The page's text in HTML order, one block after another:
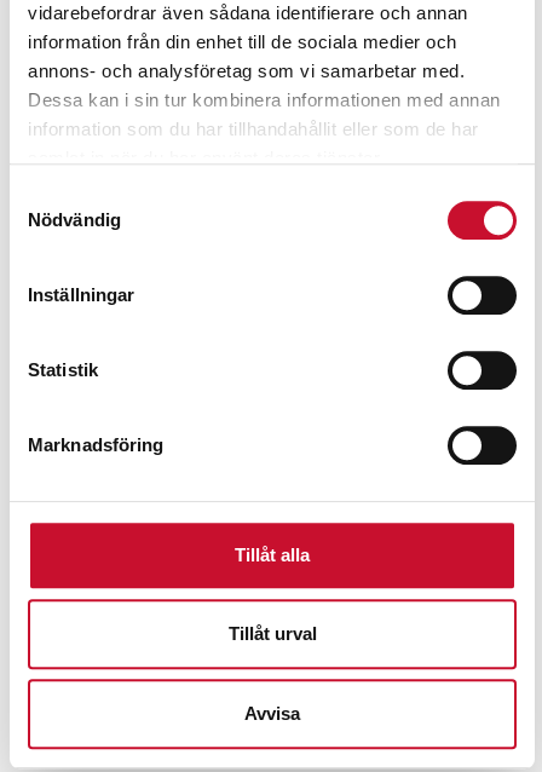
vidarebefordrar även sådana identifierare och annan
information från din enhet till de sociala medier och
annons- och analysföretag som vi samarbetar med.
Dessa kan i sin tur kombinera informationen med annan
information som du har tillhandahållit eller som de har
Nödvändig
Inställningar
Statistik
Marknadsföring
Tillåt alla
Tillåt urval
Avvisa
200